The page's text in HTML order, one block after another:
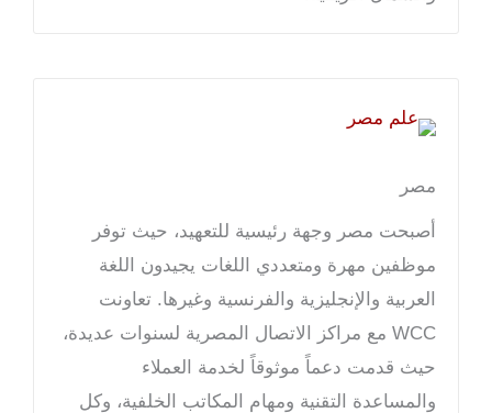
مصر
أصبحت مصر وجهة رئيسية للتعهيد، حيث توفر
موظفين مهرة ومتعددي اللغات يجيدون اللغة
العربية والإنجليزية والفرنسية وغيرها. تعاونت
WCC مع مراكز الاتصال المصرية لسنوات عديدة،
حيث قدمت دعماً موثوقاً لخدمة العملاء
والمساعدة التقنية ومهام المكاتب الخلفية، وكل